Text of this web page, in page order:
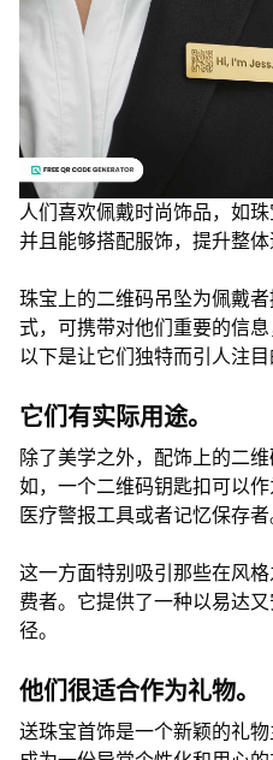
人们喜欢佩戴时尚饰品，如
并且能够搭配服饰，提升整体
珠宝上的二维码吊坠为佩戴
式，可携带对他们重要的信
以下是让它们独特而引人注目
它们有实际用途。
除了美学之外，配饰上的二
如，一个二维码钥匙扣可以
医疗警报工具或者记忆保存者
这一方面特别吸引那些在风
费者。它提供了一种以易达
径。
他们很适合作为礼物。
送珠宝首饰是一个新颖的礼物